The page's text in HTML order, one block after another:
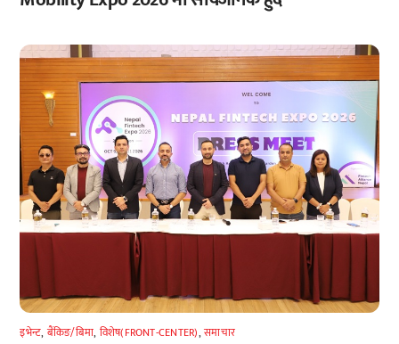
इभेन्ट, बैंकिङ/बिमा, विशेष(FRONT-CENTER),समाचार